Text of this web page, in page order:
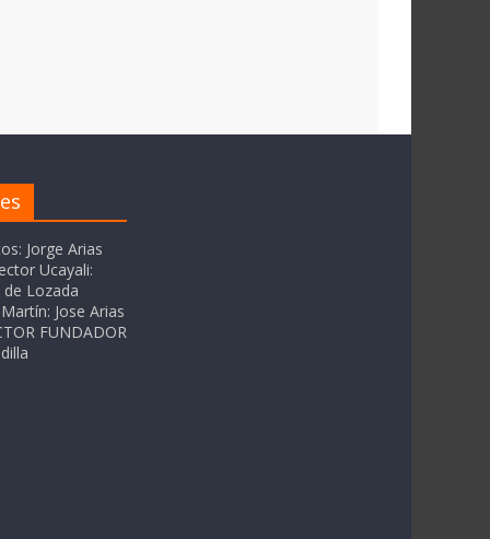
Jorge Arias
Ucayali:
Lozada
Jose Arias
FUNDADOR